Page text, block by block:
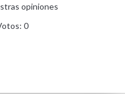
opiniones
0